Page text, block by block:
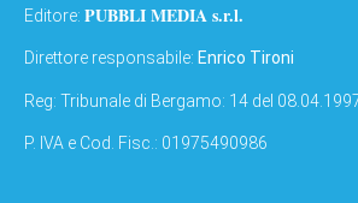
Editore: PUBBLI MEDIA s.r.l.
Direttore responsabile: Enrico Tironi
Reg: Tribunale di Bergamo: 14 del
P. IVA e Cod. Fisc.: 01975490986